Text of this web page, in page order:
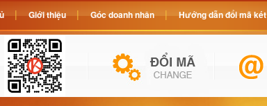
Giới thiệu Góc doanh nhân Hướng dẫn đổi mã két